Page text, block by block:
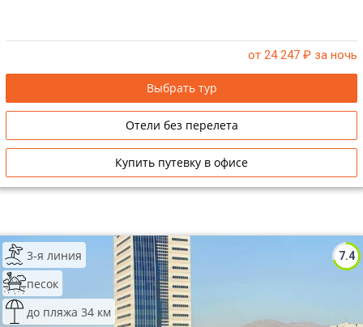
от 24 247 ₽ за ночь
Выбрать тур
Отели без перелета
Купить путевку в офисе
7.4
3-я линия
песок
до пляжа 34 км
Сетевые отели Маврикия